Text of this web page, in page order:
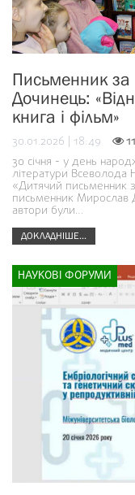
Письменник
Дочинець:
книга і фільм»
30.01.2026 | 18:49
30 січня - у день
літератури Всеволода
«Дитячий письменник
письменник Мирослав
автори були…
ДОКЛАДНІШЕ...
НАУКОВІ ФОРУМИ